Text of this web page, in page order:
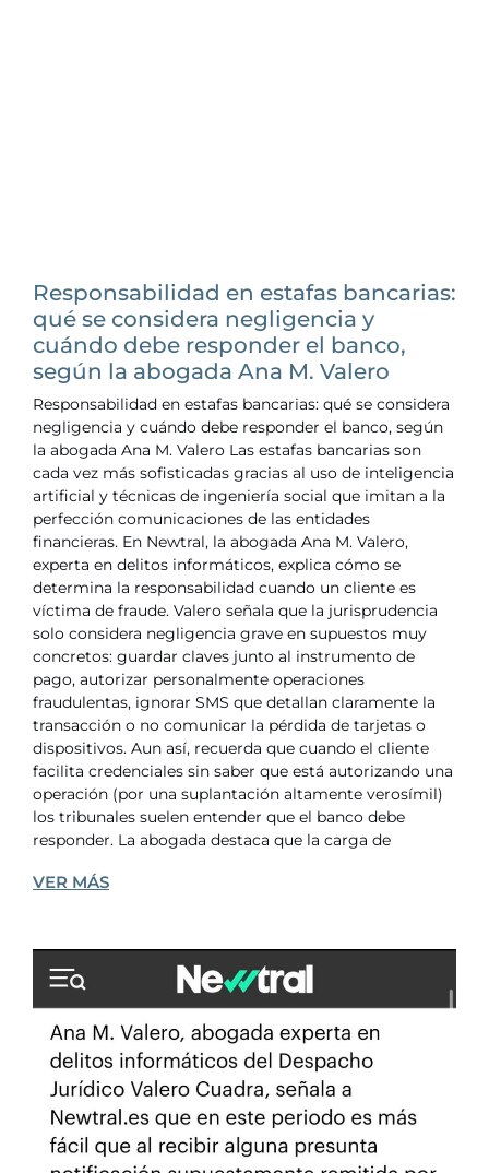
Responsabilidad en estafas bancarias:
qué se considera negligencia y
cuándo debe responder el banco,
según la abogada Ana M. Valero
Responsabilidad en estafas bancarias: qué se considera
negligencia y cuándo debe responder el banco, según
la abogada Ana M. Valero Las estafas bancarias son
cada vez más sofisticadas gracias al uso de inteligencia
artificial y técnicas de ingeniería social que imitan a la
perfección comunicaciones de las entidades
financieras. En Newtral, la abogada Ana M. Valero,
experta en delitos informáticos, explica cómo se
determina la responsabilidad cuando un cliente es
víctima de fraude. Valero señala que la jurisprudencia
solo considera negligencia grave en supuestos muy
concretos: guardar claves junto al instrumento de
pago, autorizar personalmente operaciones
fraudulentas, ignorar SMS que detallan claramente la
transacción o no comunicar la pérdida de tarjetas o
dispositivos. Aun así, recuerda que cuando el cliente
facilita credenciales sin saber que está autorizando una
operación (por una suplantación altamente verosímil)
los tribunales suelen entender que el banco debe
responder. La abogada destaca que la carga de
VER MÁS